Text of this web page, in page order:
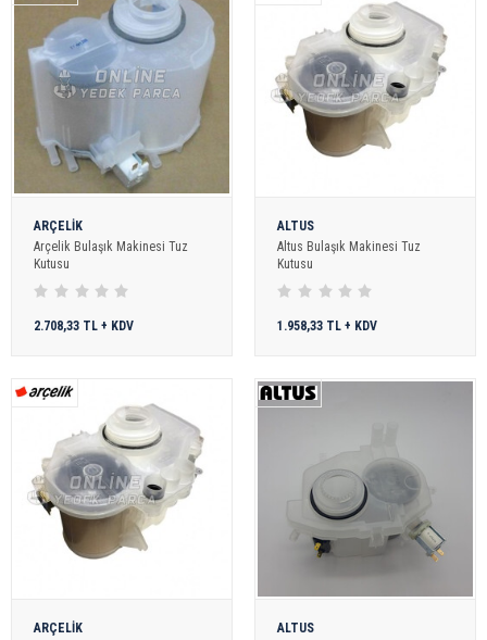
ARÇELİK
Arçelik Bulaşık Makinesi Tuz
Kutusu
2.708,33 TL + KDV
ALTUS
Altus Bulaşık Makinesi Tuz
Kutusu
1.958,33 TL + KDV
ARÇELİK
ALTUS